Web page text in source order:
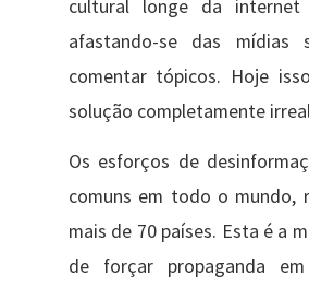
cultural longe da
afastando-se das mídias
comentar tópicos. Hoje
solução completamente
Os esforços de
comuns em todo o mundo,
mais de 70 países. Esta é a
de forçar propaganda